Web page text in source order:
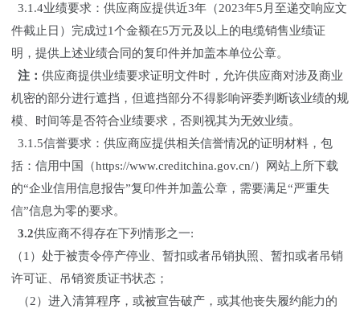
3.1.4业绩要求：供应商应提供近3年（2023年5月至递交响应文
件截止日）完成过1个金额在5万元及以上的电缆销售业绩证
明，提供上述业绩合同的复印件并加盖本单位公章。
注： 供应商提供业绩要求证明文件时，允许供应商对涉及商业
机密的部分进行遮挡，但遮挡部分不得影响评委判断该业绩的规
模、时间等是否符合业绩要求，否则视其为无效业绩。
3.1.5信誉要求：供应商应提供相关信誉情况的证明材料，包
括：信用中国（https://www.creditchina.gov.cn/）网站上所下载
的“企业信用信息报告”复印件并加盖公章，需要满足“严重失
信”信息为零的要求。
3.2供应商不得存在下列情形之一:
（1）处于被责令停产停业、暂扣或者吊销执照、暂扣或者吊销
许可证、吊销资质证书状态；
（2）进入清算程序，或被宣告破产，或其他丧失履约能力的